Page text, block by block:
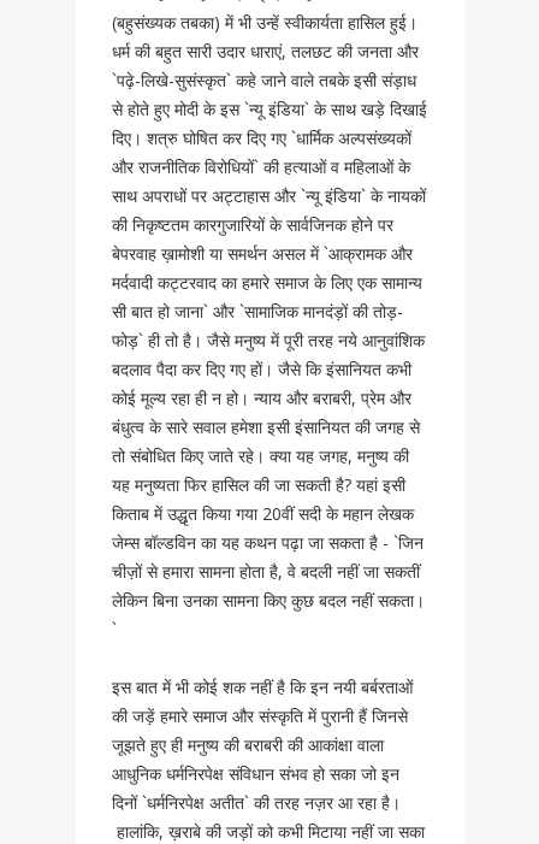
(बहुसंख्यक तबका) में भी उन्हें स्वीकार्यता हासिल हुई।
धर्म की बहुत सारी उदार धाराएं, तलछट की जनता और
`पढ़े-लिखे-सुसंस्कृत` कहे जाने वाले तबके इसी संड़ाध
से होते हुए मोदी के इस `न्यू इंडिया` के साथ खड़े दिखाई
दिए। शत्रु घोषित कर दिए गए `धार्मिक अल्पसंख्यकों
और राजनीतिक विरोधियों` की हत्याओं व महिलाओं के
साथ अपराधों पर अट्टाहास और `न्यू इंडिया` के नायकों
की निकृष्टतम कारगुजारियों के सार्वजिनक होने पर
बेपरवाह ख़ामोशी या समर्थन असल में `आक्रामक और
मर्दवादी कट्टरवाद का हमारे समाज के लिए एक सामान्य
सी बात हो जाना` और `सामाजिक मानदंड़ों की तोड़-
फोड़` ही तो है। जैसे मनुष्य में पूरी तरह नये आनुवांशिक
बदलाव पैदा कर दिए गए हों। जैसे कि इंसानियत कभी
कोई मूल्य रहा ही न हो। न्याय और बराबरी, प्रेम और
बंधुत्व के सारे सवाल हमेशा इसी इंसानियत की जगह से
तो संबोधित किए जाते रहे। क्या यह जगह, मनुष्य की
यह मनुष्यता फिर हासिल की जा सकती है? यहां इसी
किताब में उद्धृत किया गया 20वीं सदी के महान लेखक
जेम्स बॉल्डविन का यह कथन पढ़ा जा सकता है - `जिन
चीज़ों से हमारा सामना होता है, वे बदली नहीं जा सकतीं
लेकिन बिना उनका सामना किए कुछ बदल नहीं सकता।
`
इस बात में भी कोई शक नहीं है कि इन नयी बर्बरताओं
की जड़ें हमारे समाज और संस्कृति में पुरानी हैं जिनसे
जूझते हुए ही मनुष्य की बराबरी की आकांक्षा वाला
आधुनिक धर्मनिरपेक्ष संविधान संभव हो सका जो इन
दिनों `धर्मनिरपेक्ष अतीत` की तरह नज़र आ रहा है।
हालांकि, ख़राबे की जड़ों को कभी मिटाया नहीं जा सका